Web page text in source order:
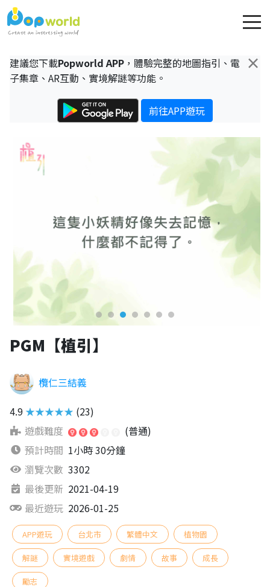
×
建議您下載Popworld APP ，體驗完整的地圖指引、電
子集章、AR互動、實境解謎等功能。
前往APP遊玩
PGM【植引】
欖仁三結義
4.9 ★★★★★ (23)
遊戲難度
(普通)
預計時間 1小時 30分鐘
瀏覽次數 3302
最後更新 2021-04-19
最近遊玩 2026-01-25
APP遊玩 台北市 繁體中文 植物園
解謎 實境遊戲 劇情 故事 成長
勵志